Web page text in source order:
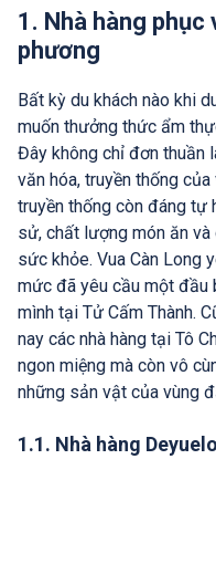
1. Nhà hàng
phương
Bất kỳ du khách nào khi
muốn thưởng thức ẩm
Đây không chỉ đơn thuần
văn hóa, truyền thống
truyền thống còn đáng tự
sử, chất lượng món ăn và
sức khỏe. Vua Càn Long
mức đã yêu cầu một đầu
mình tại Tử Cấm Thành.
nay các nhà hàng tại Tô
ngon miệng mà còn vô
những sản vật của vùng
1.1. Nhà hàng